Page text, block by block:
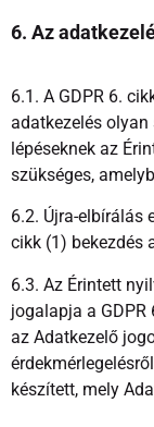
6. Az
6.1. A GDPR 6.
adatkezelés
lépéseknek az
szükséges,
6.2. Újra-elbírálás
cikk (1) bekezdés
6.3. Az Érintett
jogalapja a
az Adatkezelő
készített, mely